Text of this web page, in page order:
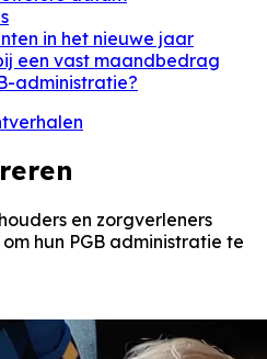
in het nieuwe jaar
een vast maandbedrag
administratie?
en zorgverleners
hun PGB administratie te